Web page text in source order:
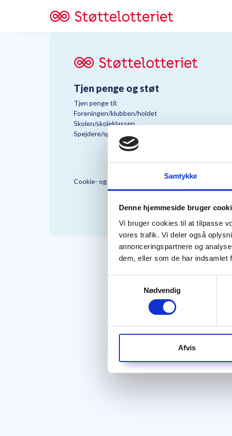
Samtykke
Denne hjemmeside bruger
Vi bruger cookies til at tilpasse
vores trafik. Vi deler også
annonceringspartnere og
dem, eller som de har indsamlet
Nødvendig
Afvis
Tjen penge og støt
Tjen penge til:
Foreningen/klubben/holdet
Skolen/skoleklassen
Spejdere/spejdergruppen/FDF’ere, m.fl.
Cookie- og Persondatapolitik